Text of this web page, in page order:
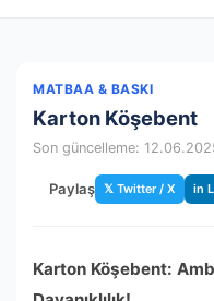
MATBAA & BASKI
Karton Köşebent
Son güncelleme:
Paylaş 𝕏 Twitter / X in
Karton Köşebent: